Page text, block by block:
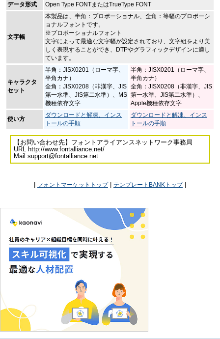
データ形式
Open Type FONTまたはTrueType FONT
文字幅
本製品は、半角：プロポーショナル、全角：等幅のプロポーシ
ョナルフォントです。
※プロポーショナルフォント
文字によって最適な文字幅が設定されており、文字組をより美
しく表現することができ、DTPやグラフィックデザインに適し
ています。
キャラクタ
セット
半角：JISX0201（ローマ字、
半角カナ）
全角：JISX0208（非漢字、JIS
第一水準、JIS第二水準）、MS
機種依存文字
半角：JISX0201（ローマ字、
半角カナ）
全角：JISX0208（非漢字、JIS
第一水準、JIS第二水準）、
Apple機種依存文字
使い方
ダウンロードと解凍、インス
トールの手順
ダウンロードと解凍、インス
トールの手順
【お問い合わせ先】フォントアライアンスネットワーク事務局
URL http://www.fontalliance.net/
Mail support@fontalliance.net
| フォントマーケットトップ| テンプレートBANKトップ|